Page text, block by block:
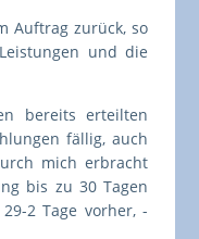
Auftrag zurück, so
und die
bereits erteilten
fällig, auch
mich erbracht
bis zu 30 Tagen
2 Tage vorher, -